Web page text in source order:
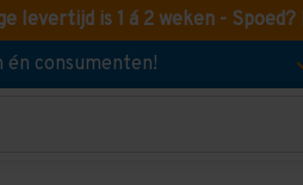
levertijd is 1 á 2 weken -
én consumenten!